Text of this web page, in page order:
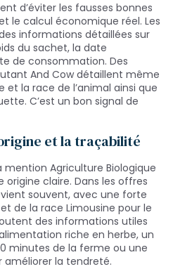
d’éviter les fausses bonnes
le calcul économique réel. Les
informations détaillées sur
du sachet, la date
de consommation. Des
And Cow détaillent même
la race de l’animal ainsi que
C’est un bon signal de
et la traçabilité
Agriculture Biologique
origine claire. Dans les offres
souvent, avec une forte
de la race Limousine pour le
des informations utiles
riche en herbe, un
minutes de la ferme ou une
la tendreté.